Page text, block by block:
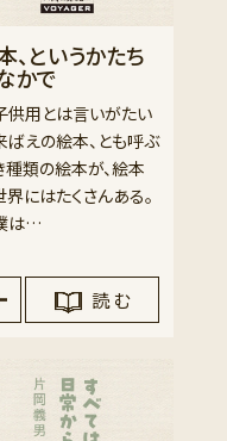
、というかたち
かで
用とは言いがたい
ばえの絵本、とも呼ぶ
種類の絵本が、絵本
界にはたくさんある。
は…
読 む